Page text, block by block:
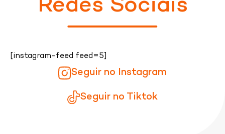
Redes Sociais
[instagram-feed feed=5]
Seguir no Instagram
Seguir no Tiktok